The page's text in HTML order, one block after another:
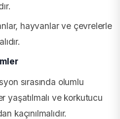
hayvanlar ve çevrelerle
sırasında olumlu
yaşatılmalı ve korkutucu
kaçınılmalıdır.